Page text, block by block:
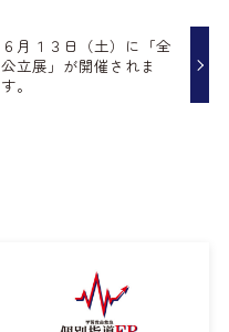
６月１３日（土）に「全
公立展」が開催されま
す。